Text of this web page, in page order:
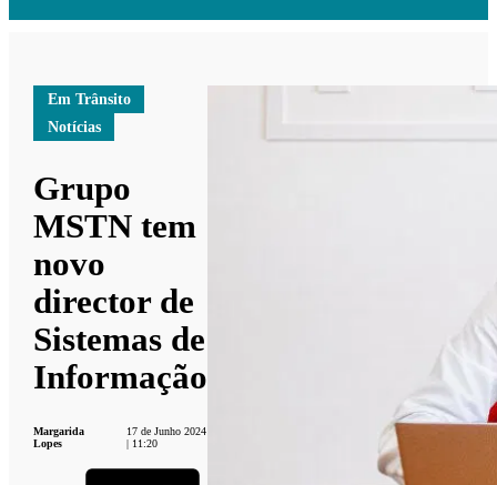
Em Trânsito
Notícias
Grupo
MSTN tem
novo
director de
Sistemas de
Informação
Margarida
Lopes
17 de Junho 2024
| 11:20